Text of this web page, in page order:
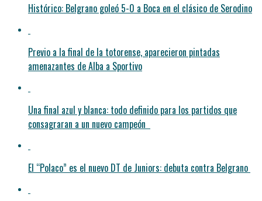
Histórico: Belgrano goleó 5-0 a Boca en el clásico de Serodino
Previo a la final de la totorense, aparecieron pintadas
amenazantes de Alba a Sportivo
Una final azul y blanca: todo definido para los partidos que
consagraran a un nuevo campeón
El “Polaco” es el nuevo DT de Juniors: debuta contra Belgrano